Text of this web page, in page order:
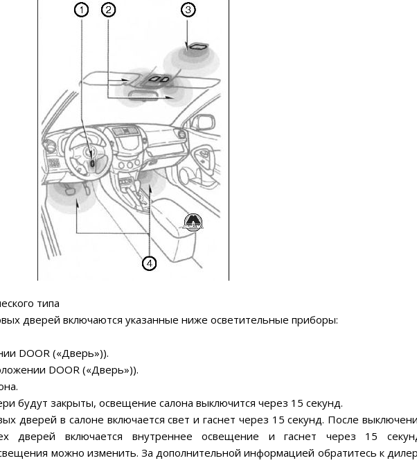
типа
дверей включаются указанные ниже осветительные приборы:
DOOR («Дверь»)).
DOOR («Дверь»)).
будут закрыты, освещение салона выключится через 15 секунд.
дверей в салоне включается свет и гаснет через 15 секунд. После
дверей включается внутреннее освещение и гаснет через 15
можно изменить. За дополнительной информацией обратитесь к